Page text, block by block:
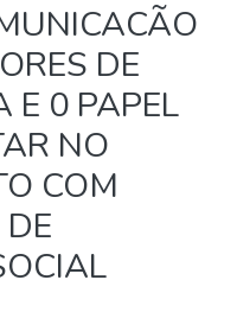
DE
E 0 PAPEL
NO
COM